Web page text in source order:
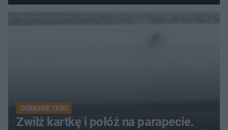
DOMOWE TRIKI
Zwilż kartkę i połóż na parapecie.